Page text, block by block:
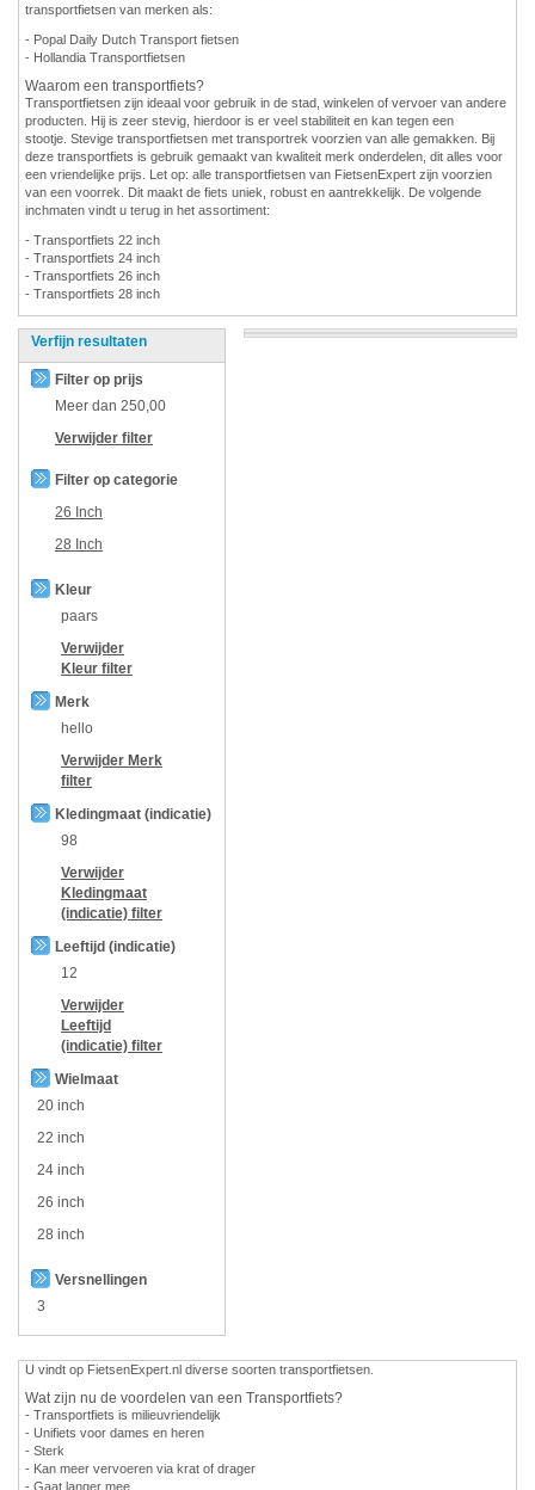
transportfietsen van merken als:
- Popal Daily Dutch Transport fietsen
- Hollandia Transportfietsen
Waarom een transportfiets?
Transportfietsen zijn ideaal voor gebruik in de stad, winkelen of vervoer van andere
producten. Hij is zeer stevig, hierdoor is er veel stabiliteit en kan tegen een
stootje. Stevige transportfietsen met transportrek voorzien van alle gemakken. Bij
deze transportfiets is gebruik gemaakt van kwaliteit merk onderdelen, dit alles voor
een vriendelijke prijs. Let op: alle transportfietsen van FietsenExpert zijn voorzien
van een voorrek. Dit maakt de fiets uniek, robust en aantrekkelijk. De volgende
inchmaten vindt u terug in het assortiment:
- Transportfiets 22 inch
- Transportfiets 24 inch
- Transportfiets 26 inch
- Transportfiets 28 inch
Verfijn resultaten
Filter op prijs
Meer dan 250,00
Verwijder filter
Filter op categorie
26 Inch
28 Inch
Kleur
paars
Verwijder
Kleur filter
Merk
hello
Verwijder Merk
filter
Kledingmaat (indicatie)
98
Verwijder
Kledingmaat
(indicatie) filter
Leeftijd (indicatie)
12
Verwijder
Leeftijd
(indicatie) filter
Wielmaat
20 inch
22 inch
24 inch
26 inch
28 inch
Versnellingen
3
U vindt op FietsenExpert.nl diverse soorten transportfietsen.
Wat zijn nu de voordelen van een Transportfiets?
- Transportfiets is milieuvriendelijk
- Unifiets voor dames en heren
- Sterk
- Kan meer vervoeren via krat of drager
- Gaat langer mee